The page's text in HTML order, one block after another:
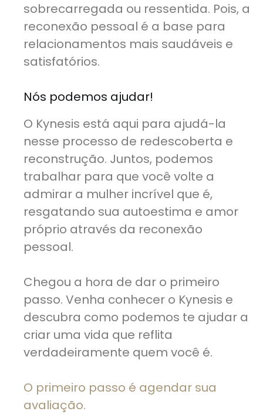
sobrecarregada ou ressentida. Pois, a
reconexão pessoal é a base para
relacionamentos mais saudáveis e
satisfatórios.
Nós podemos ajudar!
O Kynesis está aqui para ajudá-la
nesse processo de redescoberta e
reconstrução. Juntos, podemos
trabalhar para que você volte a
admirar a mulher incrível que é,
resgatando sua autoestima e amor
próprio através da reconexão
pessoal.
Chegou a hora de dar o primeiro
passo. Venha conhecer o Kynesis e
descubra como podemos te ajudar a
criar uma vida que reflita
verdadeiramente quem você é.
O primeiro passo é agendar sua
avaliação.